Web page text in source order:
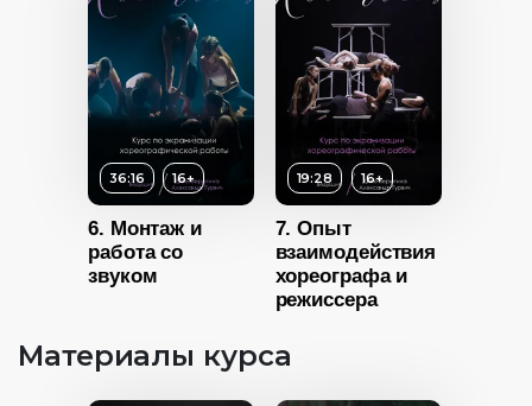
36:16 16+
6. Монтаж и
работа со
звуком
Возраст 16+
Длительность
19:28
19:28 16+
7. Опыт
взаимодействия
хореографа и
режиссера
Материалы курса